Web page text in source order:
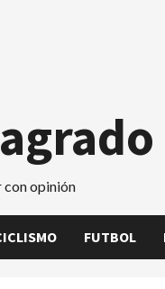
con opinión
FUTBOL